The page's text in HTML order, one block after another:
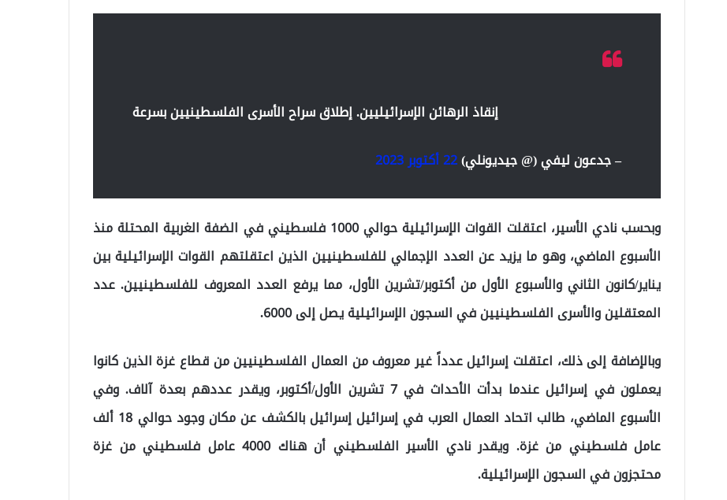
إنقاذ الرهائن الإسرائيليين. إطلاق سراح الأسرى الفلسطينيين بسرعة
– جدعون ليفي (@ جيديونلي)22 أكتوبر 2023
وبحسب نادي الأسير، اعتقلت القوات الإسرائيلية حوالي 1000 فلسطيني في الضفة الغربية المحتلة منذ
الأسبوع الماضي، وهو ما يزيد عن العدد الإجمالي للفلسطينيين الذين اعتقلتهم القوات الإسرائيلية بين
يناير/كانون الثاني والأسبوع الأول من أكتوبر/تشرين الأول، مما يرفع العدد المعروف للفلسطينيين. عدد
المعتقلين والأسرى الفلسطينيين في السجون الإسرائيلية يصل إلى 6000.
وبالإضافة إلى ذلك، اعتقلت إسرائيل عدداً غير معروف من العمال الفلسطينيين من قطاع غزة الذين كانوا
يعملون في إسرائيل عندما بدأت الأحداث في 7 تشرين الأول/أكتوبر، ويقدر عددهم بعدة آلاف. وفي
الأسبوع الماضي، طالب اتحاد العمال العرب في إسرائيل إسرائيل بالكشف عن مكان وجود حوالي 18 ألف
عامل فلسطيني من غزة. ويقدر نادي الأسير الفلسطيني أن هناك 4000 عامل فلسطيني من غزة
محتجزون في السجون الإسرائيلية.